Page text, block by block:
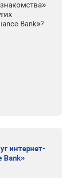
Bank»?
интернет-
Bank»